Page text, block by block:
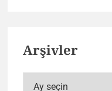
Arşivler